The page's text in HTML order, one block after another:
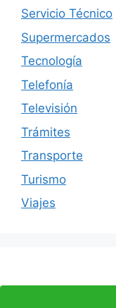
Servicio Técnico
Supermercados
Tecnología
Telefonía
Televisión
Trámites
Transporte
Turismo
Viajes
Política